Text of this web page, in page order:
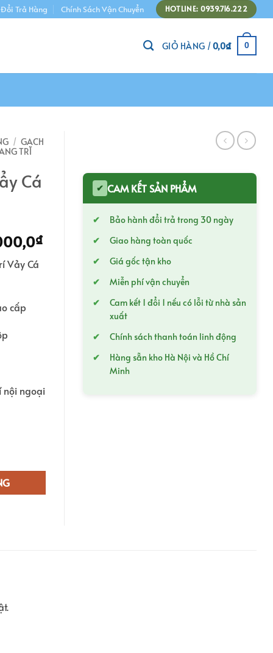
Trả Hàng Chính Sách Vận Chuyển HOTLINE: 0939.716.222
GIỎ HÀNG /0,0₫ 0
/ GẠCH
TRÍ
Cá
₫Giá
970.000,0₫.
Vảy Cá
cấp
nội ngoại
lượng
✔ CAM KẾT SẢN PHẨM
Bảo hành đổi trả trong 30 ngày
Giao hàng toàn quốc
Giá gốc tận kho
Miễn phí vận chuyển
Cam kết 1 đổi 1 nếu có lỗi từ nhà sản
xuất
Chính sách thanh toán linh động
Hàng sẵn kho Hà Nội và Hồ Chí
Minh